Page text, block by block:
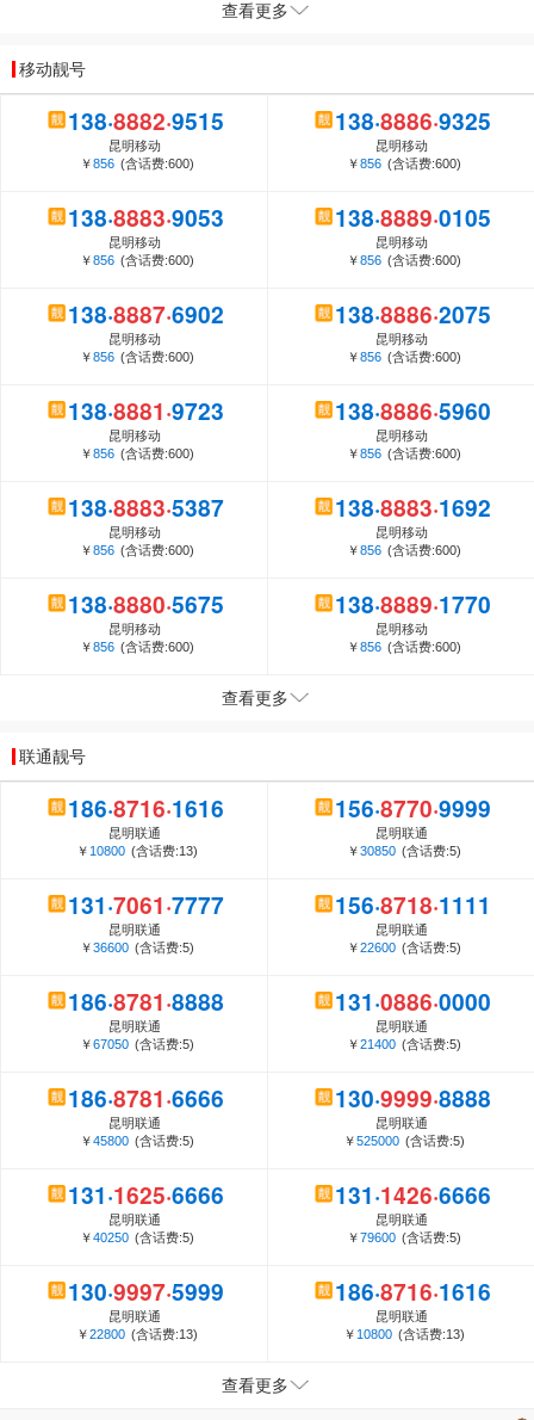
查看更多
移动靓号
138·8882·9515
昆明移动
￥856 (含话费:600)
138·8886·9325
昆明移动
￥856 (含话费:600)
138·8883·9053
昆明移动
￥856 (含话费:600)
138·8889·0105
昆明移动
￥856 (含话费:600)
138·8887·6902
昆明移动
￥856 (含话费:600)
138·8886·2075
昆明移动
￥856 (含话费:600)
138·8881·9723
昆明移动
￥856 (含话费:600)
138·8886·5960
昆明移动
￥856 (含话费:600)
138·8883·5387
昆明移动
￥856 (含话费:600)
138·8883·1692
昆明移动
￥856 (含话费:600)
138·8880·5675
昆明移动
￥856 (含话费:600)
138·8889·1770
昆明移动
￥856 (含话费:600)
查看更多
联通靓号
186·8716·1616
昆明联通
￥ 10800 (含话费:13)
156·8770·9999
昆明联通
￥30850 (含话费:5)
131·7061·7777
昆明联通
￥36600 (含话费:5)
156·8718·1111
昆明联通
￥22600 (含话费:5)
186·8781·8888
昆明联通
￥67050 (含话费:5)
131·0886·0000
昆明联通
￥21400 (含话费:5)
186·8781·6666
昆明联通
￥45800 (含话费:5)
130·9999·8888
昆明联通
￥525000 (含话费:5)
131·1625·6666
昆明联通
￥40250 (含话费:5)
131·1426·6666
昆明联通
￥79600 (含话费:5)
130·9997·5999
昆明联通
￥22800 (含话费:13)
186·8716·1616
昆明联通
￥ 10800 (含话费:13)
查看更多